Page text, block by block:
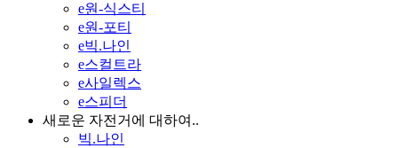
e원-식스티
e원-포티
e빅.나인
e스컬트라
e사일렉스
e스피더
새로운 자전거에 대하여..
빅.나인